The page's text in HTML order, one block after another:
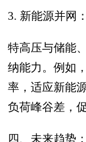
3. 新能源并网
特高压与储能
纳能力。例如
率，适应新能
负荷峰谷差，
四、未来趋势